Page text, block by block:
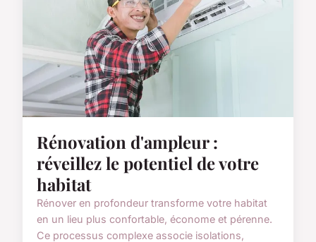
Rénovation d'ampleur :
réveillez le potentiel de votre
habitat
Rénover en profondeur transforme votre habitat
en un lieu plus confortable, économe et pérenne.
Ce processus complexe associe isolations,